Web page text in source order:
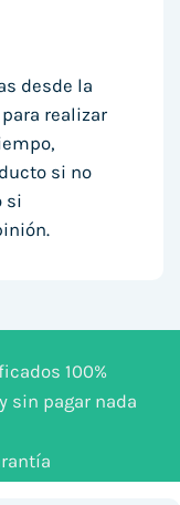
desde la
realizar
si no
si
100%
sin pagar nada